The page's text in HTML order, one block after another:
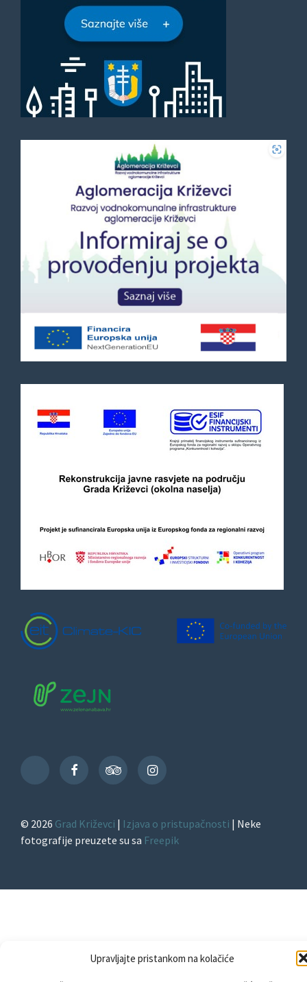
Upravljajte pristankom na kolačiće
TikTok
FacebookTripAdvisorInstagram
© 2026 Grad Križevci | Izjava o pristupačnosti | Neke
fotografije preuzete su sa Freepik